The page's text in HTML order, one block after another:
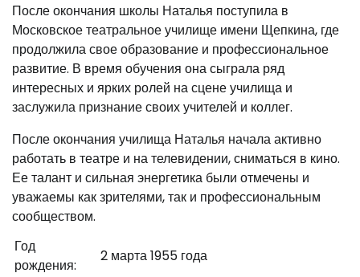
После окончания школы Наталья поступила в
Московское театральное училище имени Щепкина, где
продолжила свое образование и профессиональное
развитие. В время обучения она сыграла ряд
интересных и ярких ролей на сцене училища и
заслужила признание своих учителей и коллег.
После окончания училища Наталья начала активно
работать в театре и на телевидении, сниматься в кино.
Ее талант и сильная энергетика были отмечены и
уважаемы как зрителями, так и профессиональным
сообществом.
Год
рождения:
2 марта 1955 года